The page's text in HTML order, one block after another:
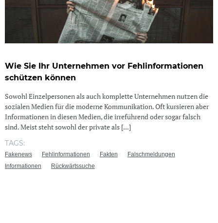
Wie Sie Ihr Unternehmen vor Fehlinformationen
schützen können
Sowohl Einzelpersonen als auch komplette Unternehmen nutzen die
sozialen Medien für die moderne Kommunikation. Oft kursieren aber
Informationen in diesen Medien, die irreführend oder sogar falsch
sind. Meist steht sowohl der private als [...]
TAGS:
Fakenews Fehlinformationen Fakten
Falschmeldungen
Informationen
Rückwärtssuche